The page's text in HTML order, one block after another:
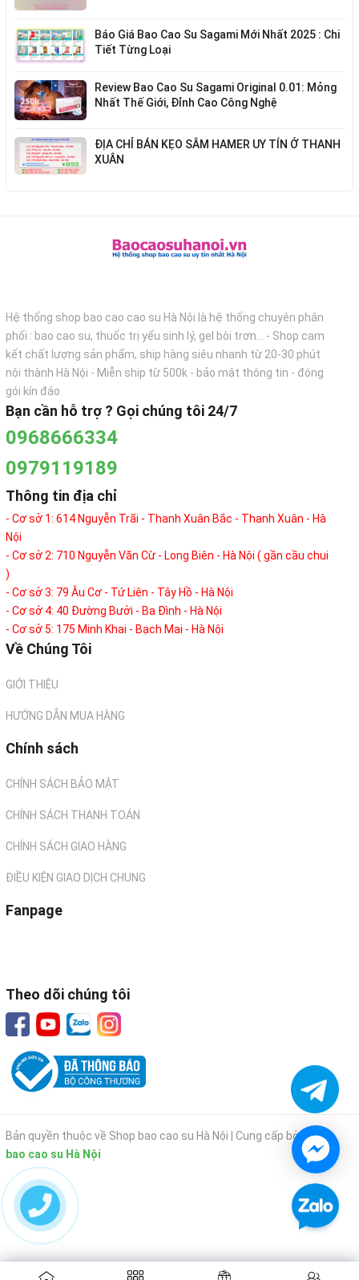
Báo Giá Bao Cao Su Sagami Mới Nhất 2025 : Chi
Tiết Từng Loại
Review Bao Cao Su Sagami Original 0.01: Mỏng
Nhất Thế Giới, Đỉnh Cao Công Nghệ
ĐỊA CHỈ BÁN KẸO SÂM HAMER UY TÍN Ở THANH
XUÂN
Hệ thống shop bao cao cao su Hà Nội là hệ thống chuyên phân
phối : bao cao su, thuốc trị yếu sinh lý, gel bôi trơn... - Shop cam
kết chất lượng sản phẩm, ship hàng siêu nhanh từ 20-30 phút
nội thành Hà Nội - Miễn ship từ 500k - bảo mật thông tin - đóng
gói kín đáo
Bạn cần hỗ trợ ? Gọi chúng tôi 24/7
0968666334
0979119189
Thông tin địa chỉ
- Cơ sở 1: 614 Nguyễn Trãi - Thanh Xuân Bắc - Thanh Xuân - Hà
Nội
- Cơ sở 2: 710 Nguyễn Văn Cừ - Long Biên - Hà Nội ( gần cầu chui
)
- Cơ sở 3: 79 Âu Cơ - Tứ Liên - Tây Hồ - Hà Nội
- Cơ sở 4: 40 Đường Bưởi - Ba Đình - Hà Nội
- Cơ sở 5: 175 Minh Khai - Bạch Mai - Hà Nội
Về Chúng Tôi
GIỚI THIỆU
HƯỚNG DẪN MUA HÀNG
Chính sách
CHÍNH SÁCH BẢO MẬT
CHÍNH SÁCH THANH TOÁN
CHÍNH SÁCH GIAO HÀNG
ĐIỀU KIỆN GIAO DỊCH CHUNG
Fanpage
Theo dõi chúng tôi
Bản quyền thuộc về Shop bao cao su Hà Nội | Cung cấp bởi Shop
bao cao su Hà Nội